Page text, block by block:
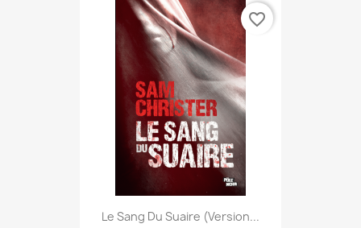
Le Sang Du Suaire (version...
favorite_border